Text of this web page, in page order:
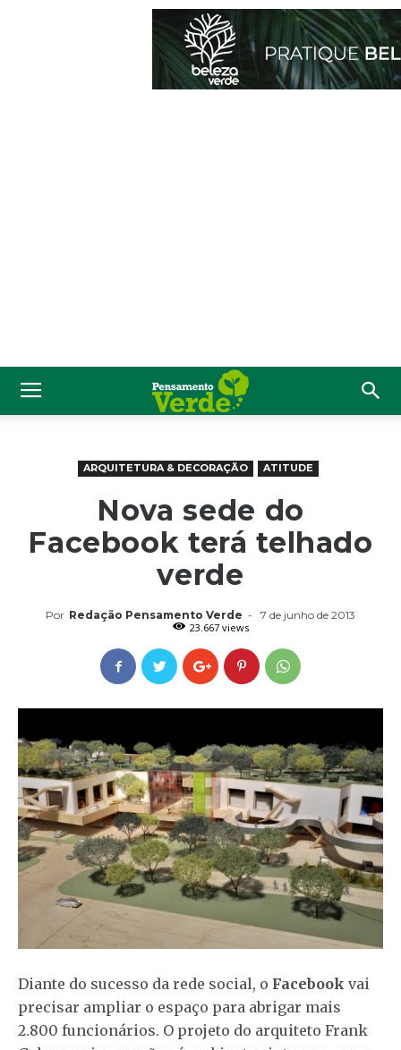
ARQUITETURA & DECORAÇÃO ATITUDE
Nova sede do
Facebook terá telhado
verde
Por Redação Pensamento Verde -
7 de junho de 2013
23.667 views
Diante do sucesso da rede social, o Facebook vai
precisar ampliar o espaço para abrigar mais
2.800 funcionários. O projeto do arquiteto Frank